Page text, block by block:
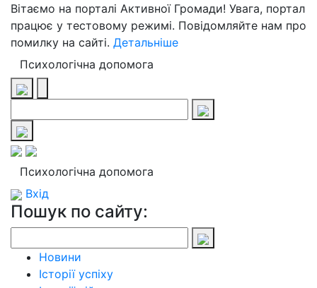
Вітаємо на порталі Активної Громади! Увага, портал
працює у тестовому режимі. Повідомляйте нам про
помилку на сайті. Детальніше
Психологічна допомога
Психологічна допомога
Вхід
Пошук по сайту:
Новини
Історії успіху